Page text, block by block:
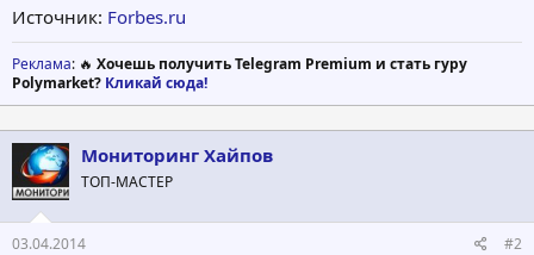
Источник: Forbes.ru
Реклама: 🔥 Хочешь получить Telegram Premium и стать гуру
Polymarket? Кликай сюда!
Мониторинг Хайпов
ТОП-МАСТЕР
03.04.2014 #2